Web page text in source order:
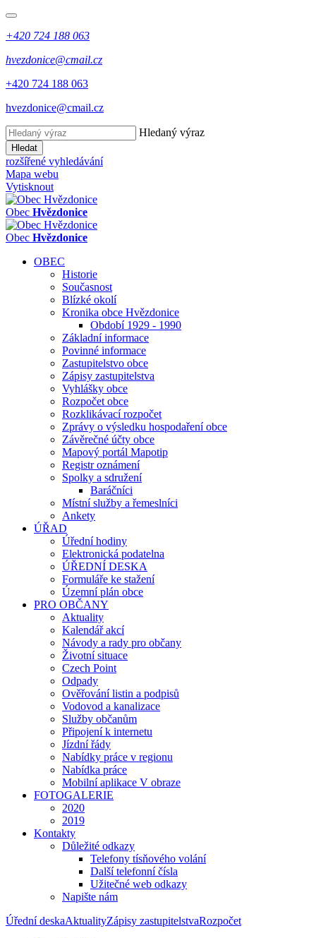
+420 724 188 063
hvezdonice@cmail.cz
+420 724 188 063
hvezdonice@cmail.cz
Hledaný výraz
Hledat
rozšířené vyhledávání
Mapa webu
Vytisknout
Obec Hvězdonice
Obec Hvězdonice
OBEC
Historie
Současnost
Blízké okolí
Kronika obce Hvězdonice
Období 1929 - 1990
Základní informace
Povinné informace
Zastupitelstvo obce
Zápisy zastupitelstva
Vyhlášky obce
Rozpočet obce
Rozklikávací rozpočet
Zprávy o výsledku hospodaření obce
Závěrečné účty obce
Mapový portál Mapotip
Registr oznámení
Spolky a sdružení
Baráčníci
Místní služby a řemeslníci
Ankety
ÚŘAD
Úřední hodiny
Elektronická podatelna
ÚŘEDNÍ DESKA
Formuláře ke stažení
Územní plán obce
PRO OBČANY
Aktuality
Kalendář akcí
Návody a rady pro občany
Životní situace
Czech Point
Odpady
Ověřování listin a podpisů
Vodovod a kanalizace
Služby občanům
Připojení k internetu
Jízdní řády
Nabídky práce v regionu
Nabídka práce
Mobilní aplikace V obraze
FOTOGALERIE
2020
2019
Kontakty
Důležité odkazy
Telefony tísňového volání
Další telefonní čísla
Užitečné web odkazy
Napište nám
Úřední deskaAktualityZápisy zastupitelstvaRozpočet